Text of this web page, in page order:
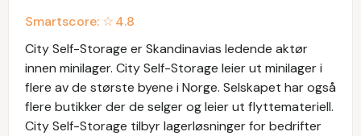
Smartscore: ☆4.8
City Self-Storage er Skandinavias ledende aktør
innen minilager. City Self-Storage leier ut minilager i
flere av de største byene i Norge. Selskapet har også
flere butikker der de selger og leier ut flyttemateriell.
City Self-Storage tilbyr lagerløsninger for bedrifter